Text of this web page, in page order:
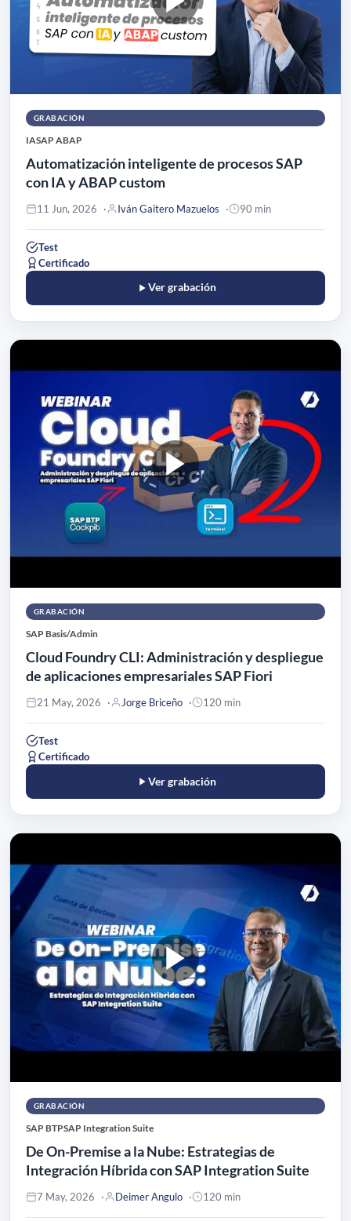
GRABACIÓN
IASAP ABAP
Automatización inteligente de procesos SAP
con IA y ABAP custom
11 Jun, 2026 Iván Gaitero Mazuelos 90 min
Test
Certificado
Ver grabación
GRABACIÓN
SAP Basis/Admin
Cloud Foundry CLI: Administración y despliegue
de aplicaciones empresariales SAP Fiori
21 May, 2026 Jorge Briceño 120 min
Test
Certificado
Ver grabación
GRABACIÓN
SAP BTPSAP Integration Suite
De On-Premise a la Nube: Estrategias de
Integración Híbrida con SAP Integration Suite
7 May, 2026 Deimer Angulo 120 min